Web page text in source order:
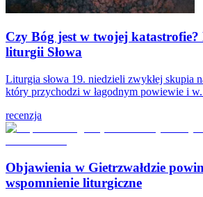
Czy Bóg jest w twojej
liturgii Słowa
Liturgia słowa 19. niedzieli zwykłej skupia
który przychodzi w łagodnym powiewie i
recenzja
Objawienia w Gietrzwałdzie
wspomnienie liturgiczne